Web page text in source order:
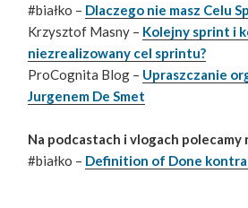
#białko – Dlaczego nie masz Celu
Krzysztof Masny – Kolejny sprint i
niezrealizowany cel sprintu?
ProCognita Blog – Upraszczanie
Jurgenem De Smet
Na podcastach i vlogach polecamy
#białko – Definition of Done